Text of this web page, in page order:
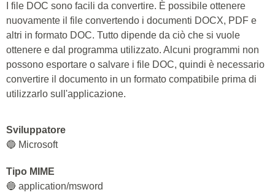
I file DOC sono facili da convertire. È possibile ottenere
nuovamente il file convertendo i documenti DOCX, PDF e
altri in formato DOC. Tutto dipende da ciò che si vuole
ottenere e dal programma utilizzato. Alcuni programmi non
possono esportare o salvare i file DOC, quindi è necessario
convertire il documento in un formato compatibile prima di
utilizzarlo sull'applicazione.
Sviluppatore
🔵 Microsoft
Tipo MIME
🔵 application/msword